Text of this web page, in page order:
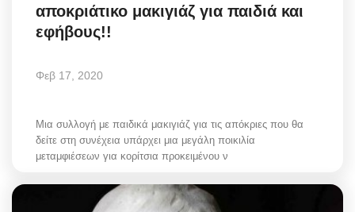
αποκριάτικο μακιγιάζ για παιδιά και
εφήβους!!
Φεβ 17, 2020
Μια συλλογή με παιδικά μακιγιάζ για τις απόκριες που θα
δείτε στη συνέχεια υπάρχει μια μεγάλη ποικιλία
μεταμφιέσεων για κορίτσια προκειμένου ν